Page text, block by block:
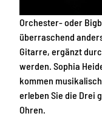
© Schloss Prossen, Ingo Ulbricht
Sunny“ oder „Spiel
Orchester- oder
überraschend
Gitarre, ergänzt
werden. Sophia
kommen
erleben Sie die Drei
Ohren.